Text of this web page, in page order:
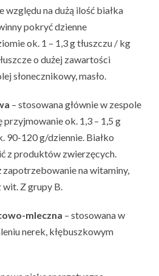
na dużą ilość białka
pokryć dzienne
ok. 1 – 1,3 g tłuszczu / kg
o dużej zawartości
słonecznikowy, masło.
– stosowana głównie w zespole
ok. 1,3 – 1,5 g
90-120 g/dziennie. Białko
z produktów zwierzęcych.
na witaminy,
wit. Z grupy B.
mleczna – stosowana w
nerek, kłębuszkowym